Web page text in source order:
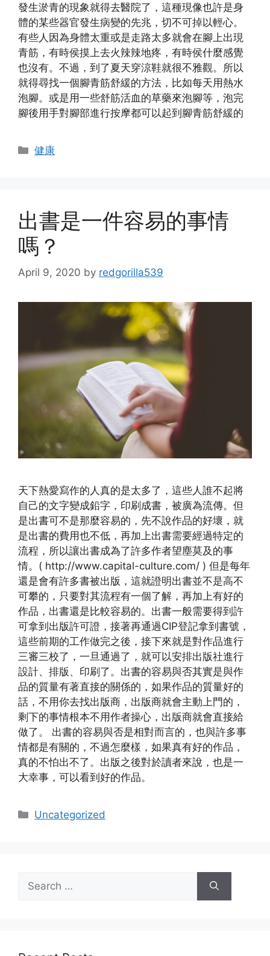
發生淤青的現象就得去醫院了，這種現像也許是身
體的某些器官發生病變的先兆，切不可掉以輕心。
有些人因為身體太重或是走路太多就會在腳上出現
青筋，有時侯摸上去火辣辣地疼，有時侯什麼感覺
也沒有。不過，到了夏天穿涼鞋就很不雅觀。所以
就得尋找一個腳青筋舒緩的方法，比如每天用熱水
泡腳。或是用一些舒筋活血的草藥來泡腳等，泡完
腳後用手對腳部進行按摩都可以起到腳青筋舒緩的
Categories
健康
出書是一件容易的事情
嗎？
April 9, 2020 by redgorilla539
天下熱愛寫作的人真的是太多了，這些人誰不起將
自己的文字變成鉛字，印刷成書，被廣為流傳。但
是出書可不是那麼容易的，先不說作品的好壞，就
是出書的費用也不低，再加上出書需要經過特定的
流程，所以讓出書成為了許多作者望塵莫及的事
情。( http://www.capital-culture.com/ ) 但是每年
還是會有許多書被出版，這就證明出書並不是高不
可攀的，只要對其流程有一個了解，再加上有好的
作品，出書還是比較容易的。出書一般需要得到許
可拿到出版許可證，接著再通過CIP登記拿到書號，
這些前期的工作做完之後，接下來就是對作品進行
三審三校了，一旦通過了，就可以安排出版社進行
設計、排版、印刷了。出書的容易與否其實是與作
品的質量有著直接的關係的，如果作品的質量好的
話，不用你去找出版商，出版商就會主動上門的，
剩下的事情根本不用作者操心，出版商就會直接給
做了。 出書的容易與否是相對而言的，也與許多事
情都是有關的，不過怎麼樣，如果真有好的作品，
真的不怕出不了。出版之後對於讀者來說，也是一
大幸事，可以看到好的作品。
Categories
Uncategorized
for: